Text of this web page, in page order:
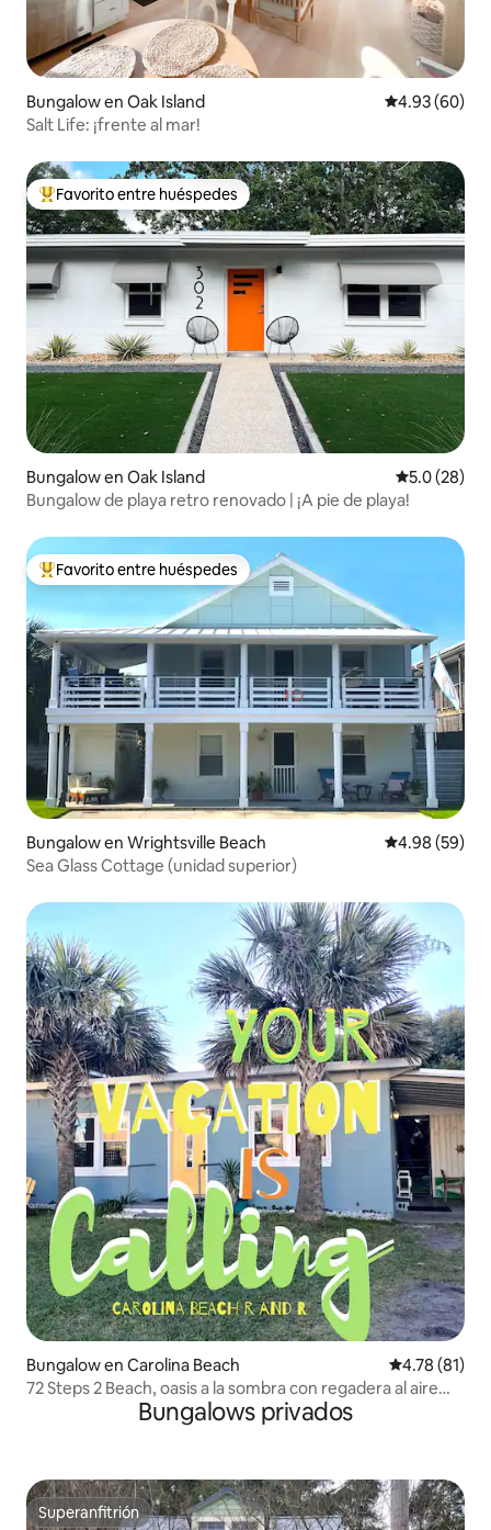
Bungalow en Oak Island Calificación
4.93 (60)
Salt Life: ¡frente al mar!
De los mejores en Favorito entre huéspedes
Favorito entre huéspedes
Bungalow en Oak Island Calificación
5.0 (28)
Bungalow de playa retro renovado | ¡A pie de playa!
De los mejores en Favorito entre huéspedes
Favorito entre huéspedes
Bungalow en Wrightsville Beach Calificación
4.98 (59)
Sea Glass Cottage (unidad superior)
Bungalow en Carolina Beach Calificación
4.78 (81)
72 Steps 2 Beach, oasis a la sombra con regadera al aire
Bungalows privados
Superanfitrión
Superanfitrión